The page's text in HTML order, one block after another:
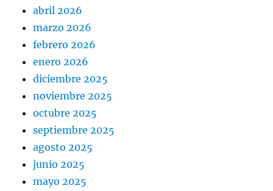
abril 2026
marzo 2026
febrero 2026
enero 2026
diciembre 2025
noviembre 2025
octubre 2025
septiembre 2025
agosto 2025
junio 2025
mayo 2025